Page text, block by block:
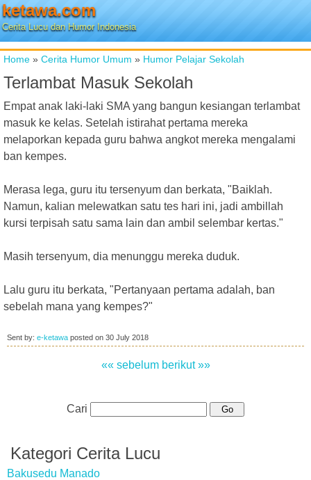
ketawa.com
Cerita Lucu dan Humor Indonesia
Home » Cerita Humor Umum » Humor Pelajar Sekolah
Terlambat Masuk Sekolah
Empat anak laki-laki SMA yang bangun kesiangan terlambat
masuk ke kelas. Setelah istirahat pertama mereka
melaporkan kepada guru bahwa angkot mereka mengalami
ban kempes.
Merasa lega, guru itu tersenyum dan berkata, "Baiklah.
Namun, kalian melewatkan satu tes hari ini, jadi ambillah
kursi terpisah satu sama lain dan ambil selembar kertas."
Masih tersenyum, dia menunggu mereka duduk.
Lalu guru itu berkata, "Pertanyaan pertama adalah, ban
sebelah mana yang kempes?"
Sent by: e-ketawa posted on 30 July 2018
«« sebelum berikut »»
Cari
Kategori Cerita Lucu
Bakusedu Manado